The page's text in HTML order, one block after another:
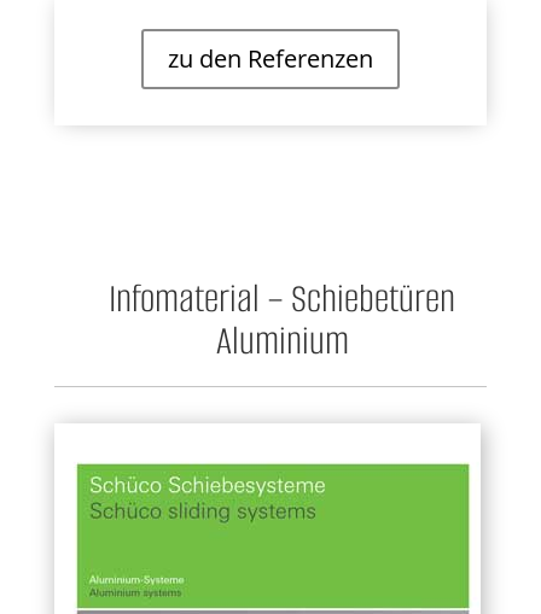
zu den Referenzen
Infomaterial – Schiebetüren
Aluminium